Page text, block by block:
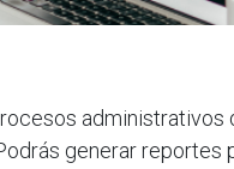
administrativos
generar reportes